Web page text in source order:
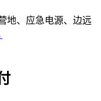
地、应急电源、边远